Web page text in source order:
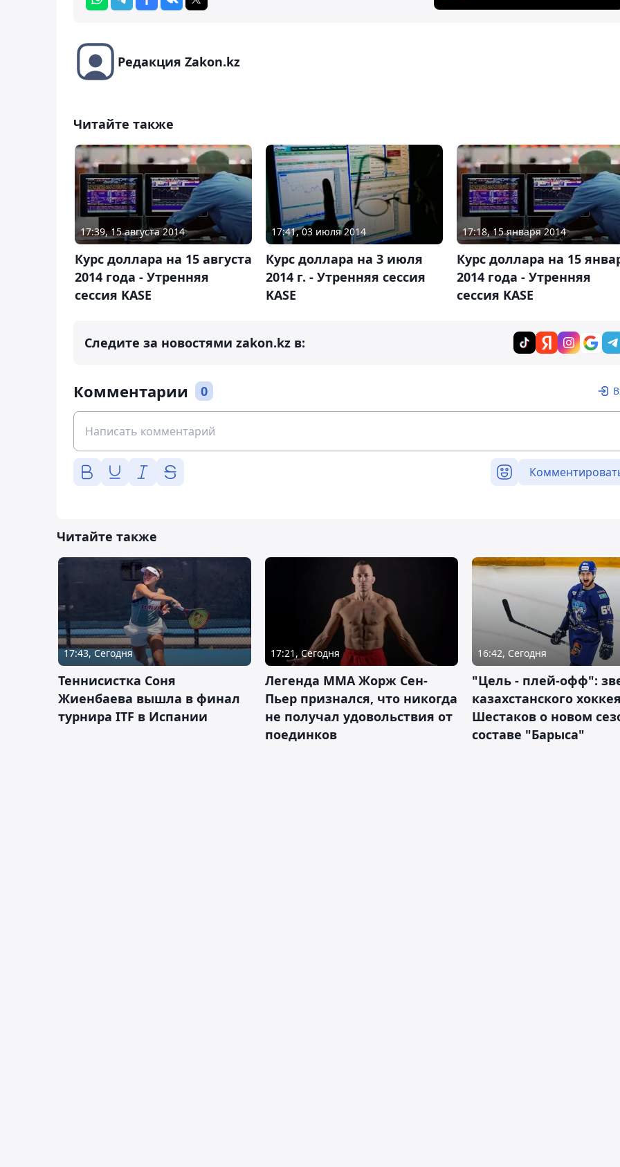
Редакция Zakon.kz
Читайте также
17:39, 15 августа 2014
Курс доллара на 15 августа
2014 года - Утренняя
сессия KASE
17:41, 03 июля 2014
Курс доллара на 3 июля
2014 г. - Утренняя сессия
KASE
17:18, 15 января 2014
Курс доллара на 15
2014 года - Утренняя
сессия KASE
Следите за новостями zakon.kz в:
Комментарии 0
Читайте также
17:43, Сегодня
Теннисистка Соня
Жиенбаева вышла в финал
турнира ITF в Испании
17:21, Сегодня
Легенда ММА Жорж Сен-
Пьер признался, что никогда
не получал удовольствия от
поединков
16:42, Сегодня
"Цель - плей-офф":
казахстанского
Шестаков о новом
составе "Барыса"